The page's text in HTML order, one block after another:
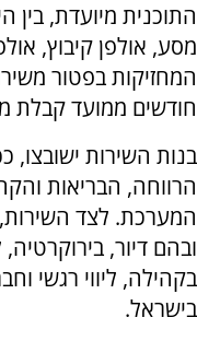
התוכנית מיועדת, בין
מסע, אולפן קיבוץ,
חודשים ממועד קבלת
בנות השירות ישובצו,
הרווחה, הבריאות
המערכת. לצד השירות,
ובהם דיור,
בקהילה, ליווי רגשי
בישראל.